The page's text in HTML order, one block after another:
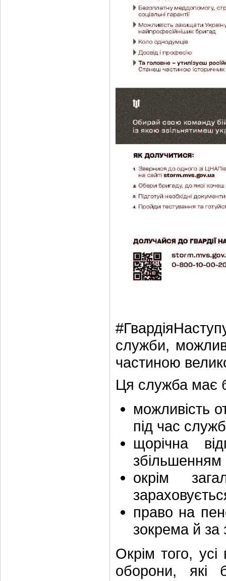
служби,
частиною
Ця служба має
можливість
під час
щорічна
збільшенням
окрім
право на
зокрема й за
Окрім того, усі
оборони, які